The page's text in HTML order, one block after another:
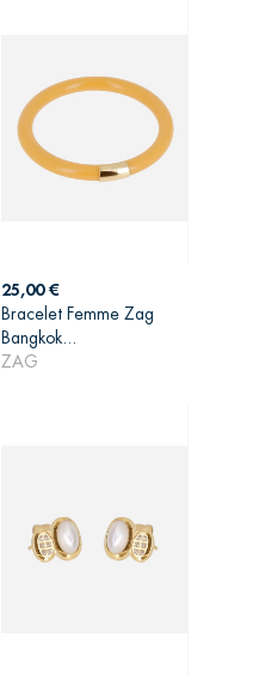
Prix
25,00 €
Bracelet Femme Zag
Bangkok...
ZAG
AJOUTER AU
PANIER